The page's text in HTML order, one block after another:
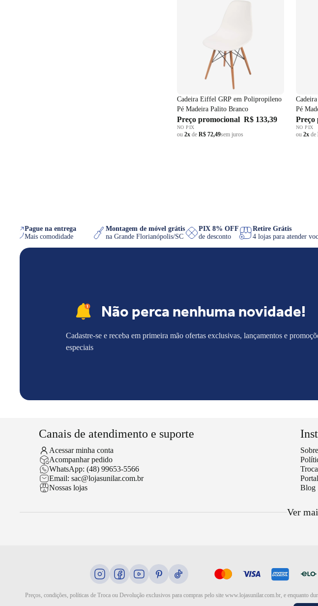
Cadeira Eiffel GRP em Polipropileno
Pé Madeira Palito Branco
Preço promocional R$ 133,39
NO PIX
ou 2x de R$ 72,49sem juros
Pé
Preço
NO PIX
ou 2x de
Pague na entrega
Mais comodidade
Montagem de móvel grátis
na Grande Florianópolis/SC
PIX 8% OFF
de desconto
Retire Grátis
4 lojas para atender
Não perca nenhuma novidade!
Cadastre-se e receba em primeira mão ofertas exclusivas, lançamentos e
especiais
Canais de atendimento e suporte
Acessar minha conta
Acompanhar pedido
WhatsApp: (48) 99653-5566
Email: sac@lojasunilar.com.br
Nossas lojas
Blog
Ver
Preços, condições, políticas de Troca ou Devolução exclusivos para compras pelo site www.lojasunilar.com.br, e enquanto